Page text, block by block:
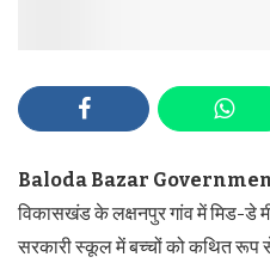
Baloda Bazar
विकासखंड के लक्षनपुर गांव में मिड-डे
सरकारी स्कूल में बच्चों को कथित रूप से